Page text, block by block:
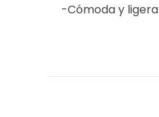
-Cómoda y ligera